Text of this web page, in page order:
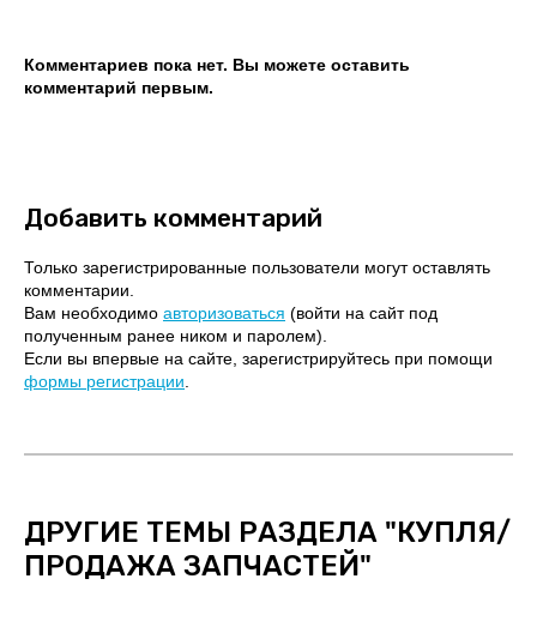
Комментариев пока нет. Вы можете оставить
комментарий первым.
Добавить комментарий
Только зарегистрированные пользователи могут оставлять
комментарии.
Вам необходимо авторизоваться (войти на сайт под
полученным ранее ником и паролем).
Если вы впервые на сайте, зарегистрируйтесь при помощи
формы регистрации
ДРУГИЕ ТЕМЫ РАЗДЕЛА "КУПЛЯ/
ПРОДАЖА ЗАПЧАСТЕЙ"